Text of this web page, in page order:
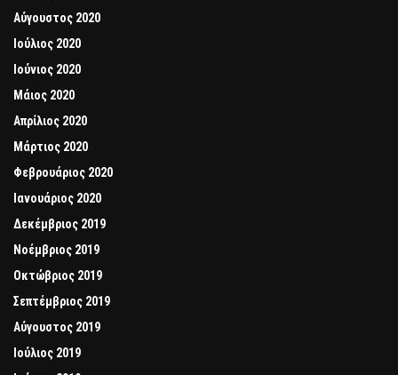
Αύγουστος 2020
Ιούλιος 2020
Ιούνιος 2020
Μάιος 2020
Απρίλιος 2020
Μάρτιος 2020
Φεβρουάριος 2020
Ιανουάριος 2020
Δεκέμβριος 2019
Νοέμβριος 2019
Οκτώβριος 2019
Σεπτέμβριος 2019
Αύγουστος 2019
Ιούλιος 2019